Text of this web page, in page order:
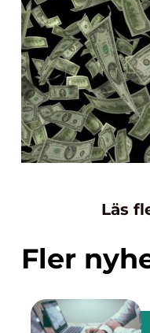
Läs
Fler